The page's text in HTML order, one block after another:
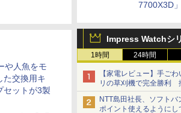
7700X3D
との価格
CPU価格]
Impress Watchシ
1時間 24時間
【家電レビュー】手ご
リの草刈機で完全勝利
NTT島田社長、ソフト
ポイント使えるようにし
や人魚をモ
た交換用キ
セットが3製